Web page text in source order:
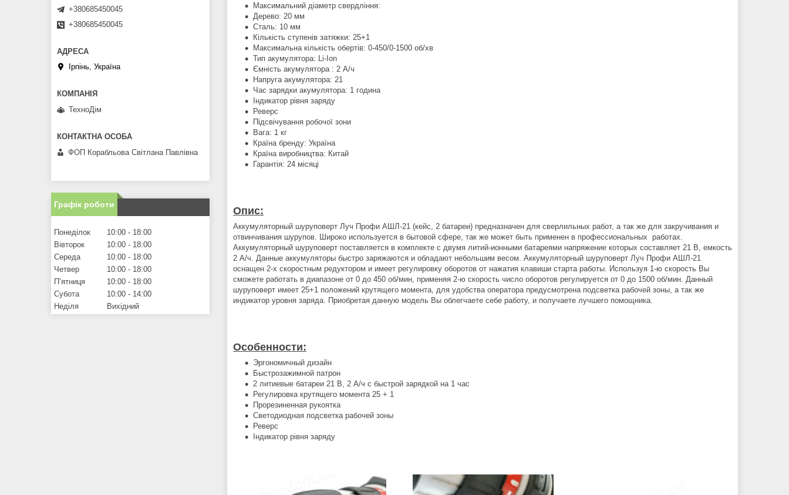
Максимальний діаметр свердління:
Дерево: 20 мм
Сталь: 10 мм
Кількість ступенів затяжки: 25+1
Максимальна кількість обертів: 0-450/0-1500 об/хв
Тип акумулятора: Li-Ion
Ємність акумулятора : 2 А/ч
Напруга акумулятора: 21
Час зарядки акумулятора: 1 година
Індикатор рівня заряду
Реверс
Підсвічування робочої зони
Вага: 1 кг
Країна бренду: Україна
Країна виробництва: Китай
Гарантія: 24 місяці
Опис:
Аккумуляторный шуруповерт Луч Профи АШЛ-21 (кейс, 2 батареи) предназначен для сверлильных работ, а так же для закручивания и
отвинчивания шурупов. Широко используется в бытовой сфере, так же может быть применен в профессиональных работах.
Аккумуляторный шуруповерт поставляется в комплекте с двумя литий-ионными батареями напряжение которых составляет 21 В, емкость
2 А/ч. Данные аккумуляторы быстро заряжаются и обладают небольшим весом. Аккумуляторный шуруповерт Луч Профи АШЛ-21
оснащен 2-х скоростным редуктором и имеет регулировку оборотов от нажатия клавиши старта работы. Используя 1-ю скорость Вы
сможете работать в диапазоне от 0 до 450 об/мин, применяя 2-ю скорость число оборотов регулируется от 0 до 1500 об/мин. Данный
шуруповерт имеет 25+1 положений крутящего момента, для удобства оператора предусмотрена подсветка рабочей зоны, а так же
индикатор уровня заряда. Приобретая данную модель Вы облегчаете себе работу, и получаете лучшего помощника.
Особенности:
Эргономичный дизайн
Быстрозажимной патрон
2 литиевые батареи 21 В, 2 А/ч с быстрой зарядкой на 1 час
Регулировка крутящего момента 25 + 1
Прорезиненная рукоятка
Светодиодная подсветка рабочей зоны
Реверс
Індикатор рівня заряду
+380685450045
+380685450045
Ірпінь, Україна
ТехноДім
ФОП Корабльова Світлана Павлівна
Графік роботи
Понеділок 10:00
18:00
Вівторок
10:00
18:00
Середа
10:00
18:00
Четвер
10:00
18:00
Пʼятниця
10:00
18:00
Субота
10:00
14:00
Неділя
Вихідний